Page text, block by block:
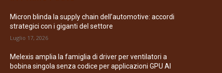
Micron blinda la supply chain dell’automotive: accordi
strategici con i giganti del settore
Luglio 17, 2026
Melexis amplia la famiglia di driver per ventilatori a
bobina singola senza codice per applicazioni GPU AI